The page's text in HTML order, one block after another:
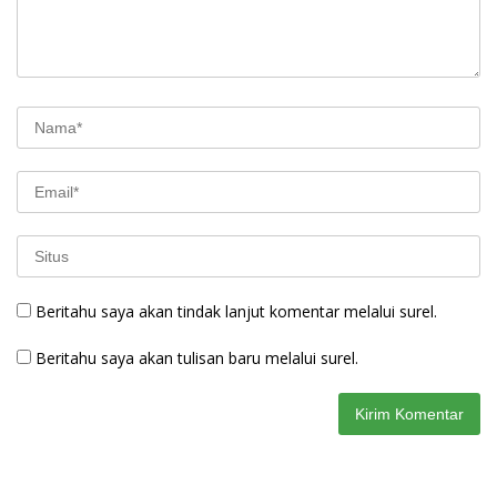
Beritahu saya akan tindak lanjut komentar melalui surel.
Beritahu saya akan tulisan baru melalui surel.